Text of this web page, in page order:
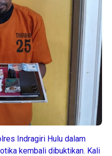
Indragiri Hulu dalam
kembali dibuktikan. Kali